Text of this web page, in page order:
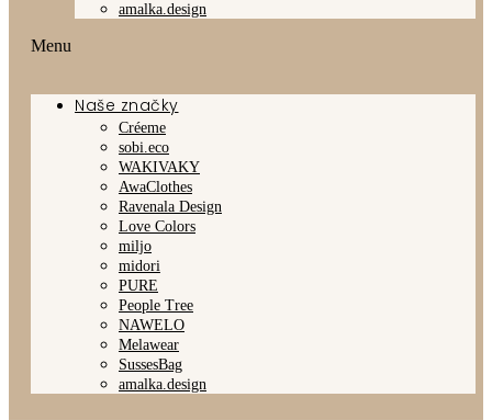
amalka.design
Menu
Naše značky
Créeme
sobi.eco
WAKIVAKY
AwaClothes
Ravenala Design
Love Colors
miljo
midori
PURE
People Tree
NAWELO
Melawear
SussesBag
amalka.design